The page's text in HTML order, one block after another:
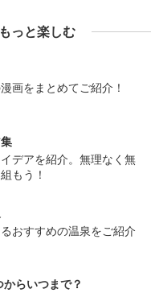
っと楽しむ
画をまとめてご紹介！
デアを紹介。無理なく無
もう！
おすすめの温泉をご紹介
らいつまで？